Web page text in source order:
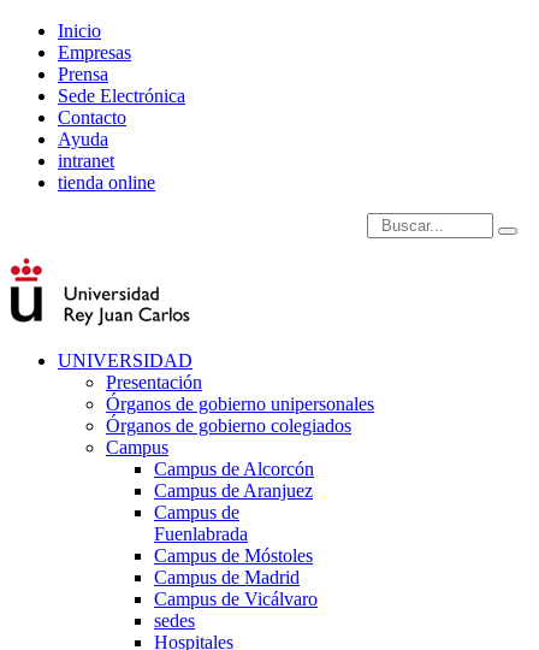
Inicio
Empresas
Prensa
Sede Electrónica
Contacto
Ayuda
intranet
tienda online
Introduce términos de
UNIVERSIDAD
Presentación
Órganos de gobierno unipersonales
Órganos de gobierno colegiados
Campus
Campus de Alcorcón
Campus de Aranjuez
Campus de
Fuenlabrada
Campus de Móstoles
Campus de Madrid
Campus de Vicálvaro
sedes
Hospitales